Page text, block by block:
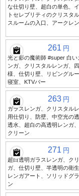
な仕切り壁、超白の単色、
トセレブリティのクリスタ
スルームの入口、アークレ
261 円
光と影の魔術師 #super 白い
ンガ、クリスタルレンガ、
様、仕切り壁、リビングルー
寝室、KTVバー
263 円
ガラスレンガ、クリスタル
用仕切り、防壁、中空光の
透水、超白の高透明レンガ
クリーン
271 円
超白透明ガラスレンガ、ク
ガ、仕切り壁、半透明の衛生
レンガアート、ソリッドグ
ン